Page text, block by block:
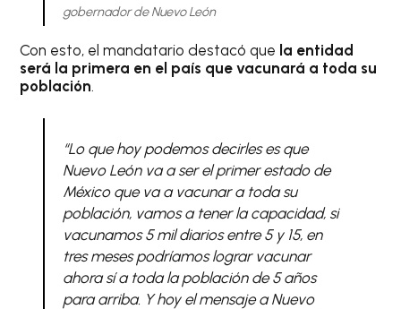
gobernador de Nuevo León
Con esto, el mandatario destacó que la entidad
será la primera en el país que vacunará a toda su
población.
“Lo que hoy podemos decirles es que
Nuevo León va a ser el primer estado de
México que va a vacunar a toda su
población, vamos a tener la capacidad, si
vacunamos 5 mil diarios entre 5 y 15, en
tres meses podríamos lograr vacunar
ahora sí a toda la población de 5 años
para arriba. Y hoy el mensaje a Nuevo